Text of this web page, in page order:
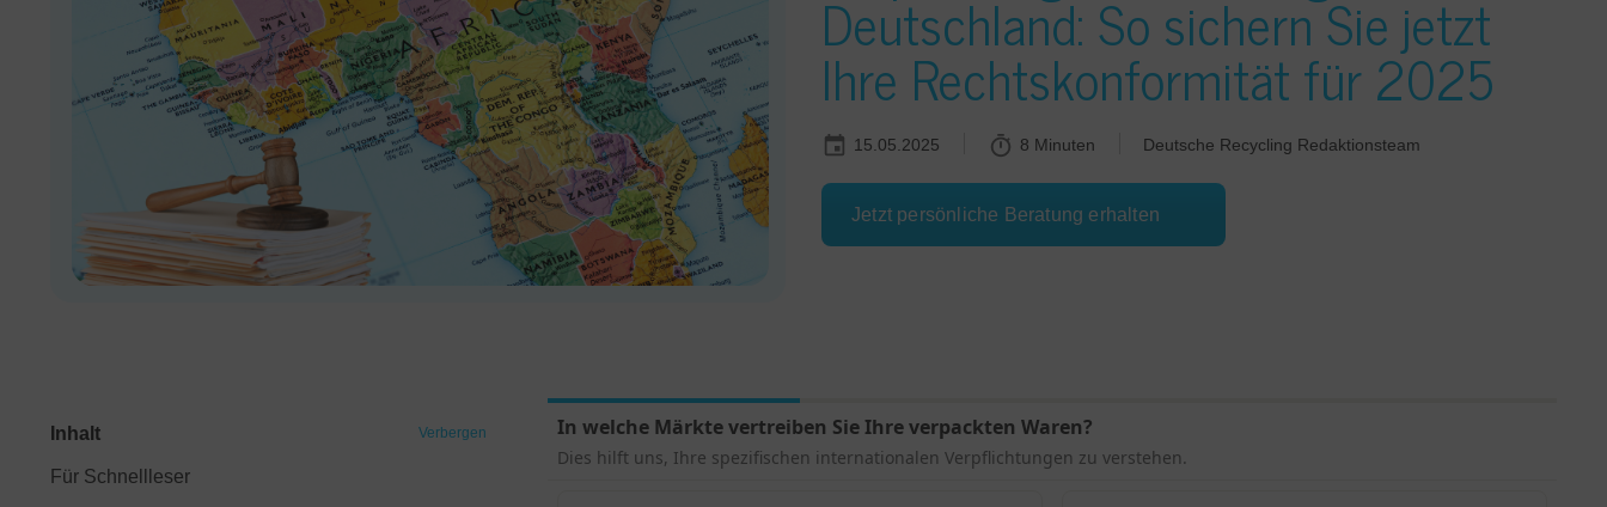
Deutschland: So sichern Sie jetzt
Ihre Rechtskonformität für 2025
15.05.2025 8 Minuten Deutsche Recycling Redaktionsteam
Jetzt persönliche Beratung erhalten
Inhalt Verbergen
Für Schnellleser